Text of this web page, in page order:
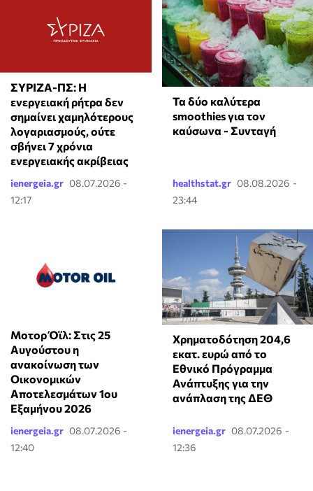
ΣΥΡΙΖΑ-ΠΣ: Η
ενεργειακή ρήτρα δεν
σημαίνει χαμηλότερους
λογαριασμούς, ούτε
σβήνει 7 χρόνια
ενεργειακής ακρίβειας
ienergeia.gr 08.07.2026 -
12:17
Τα δύο καλύτερα
smoothies για τον
καύσωνα - Συνταγή
healthstat.gr 08.08.2026 -
23:44
Μοτορ Όϊλ: Στις 25
Αυγούστου η
ανακοίνωση των
Οικονομικών
Αποτελεσμάτων 1ου
Εξαμήνου 2026
ienergeia.gr 08.07.2026 -
12:40
Χρηματοδότηση 204,6
εκατ. ευρώ από το
Εθνικό Πρόγραμμα
Ανάπτυξης για την
ανάπλαση της ΔΕΘ
ienergeia.gr 08.07.2026 -
12:36